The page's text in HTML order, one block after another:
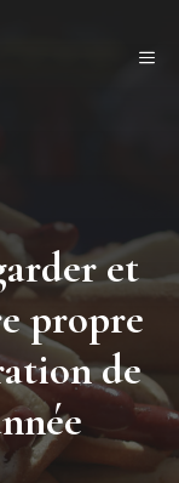
et
propre
de